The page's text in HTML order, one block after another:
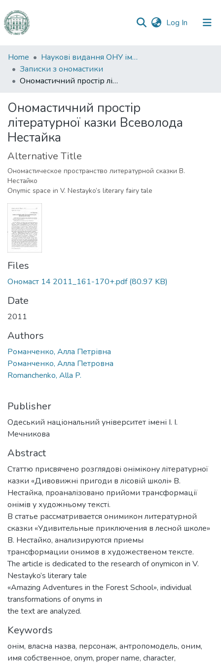
Log In (current)
Communities
&
Collections
Statistics
Home
Наукові видання ОНУ імені І. І. Мечникова
Записки з ономастики
Ономастичний простір літературної казки Всеволода Нестайка
Ономастичний простір
літературної казки Всеволода
Нестайка
Alternative Title
Ономастическое пространство литературной сказки В.
Нестайко
Onymic space in V. Nestayko’s literary fairy tale
Files
Ономаст 14 2011_161-170+.pdf(80.97 KB)
Date
2011
Authors
Романченко, Алла Петрівна
Романченко, Алла Петровна
Romanchenko, Alla P.
Publisher
Одеський національний університет імені І. І.
Мечникова
Abstract
Статтю присвячено розглядові онімікону літературної
казки «Дивовижні пригоди в лісовій школі» В.
Нестайка, проаналізовано прийоми трансформації
онімів у художньому тексті.
В статье рассматривается онимикон литературной
сказки «Удивительные приключения в лесной школе»
В. Нестайко, анализируются приемы
трансформации онимов в художественом тексте.
The article is dedicated to the research of onymicon in V.
Nestayko’s literary tale
«Amazing Adventures in the Forest School», individual
transformations of onyms in
the text are analyzed.
Keywords
онім, власна назва, персонаж, антропомодель, оним,
имя собственное, onym, proper name, character,